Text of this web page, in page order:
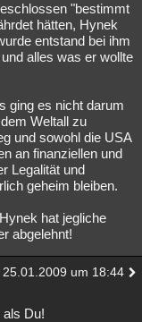
Filme
Geschlossen
"bestimmt
hätten, Hynek
entstand bei ihm
alles was er wollte
ging es nicht darum
Weltall zu
und sowohl die USA
an finanziellen und
Legalität und
geheim bleiben.
hat jegliche
abgelehnt!
25.01.2009 um 18:44
Du!